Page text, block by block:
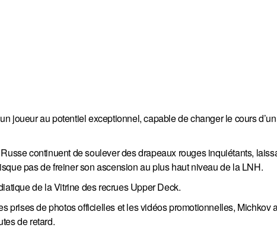
joueur au potentiel exceptionnel, capable de changer le cours
continuent de soulever des drapeaux rouges inquiétants,
pas de freiner son ascension au plus haut niveau de la LNH.
de la Vitrine des recrues Upper Deck.
prises de photos officielles et les vidéos promotionnelles, Michkov
de retard.